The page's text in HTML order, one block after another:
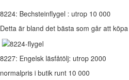
8224: Bechsteinflygel : utrop 10 000
Detta är bland det bästa som går att
8227: Engelsk läsfåtölj: utrop 2000
normalpris i butik runt 10 000